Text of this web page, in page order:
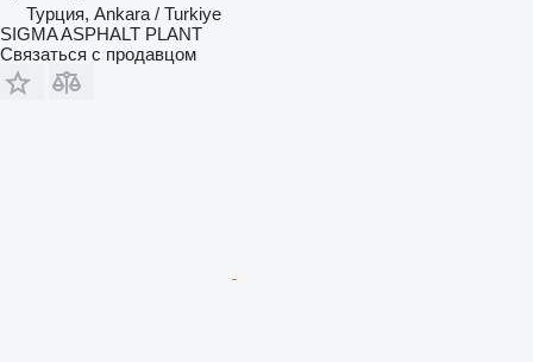
Турция, Ankara / Turkiye
SIGMA ASPHALT PLANT
Связаться с продавцом